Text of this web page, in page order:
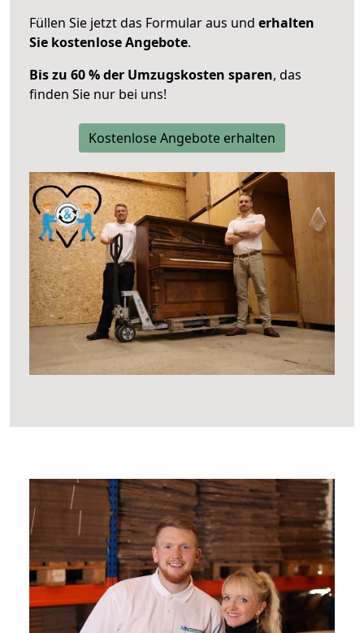
Füllen Sie jetzt das Formular aus und erhalten
Sie kostenlose Angebote.
Bis zu 60 % der Umzugskosten sparen, das
finden Sie nur bei uns!
Kostenlose Angebote erhalten